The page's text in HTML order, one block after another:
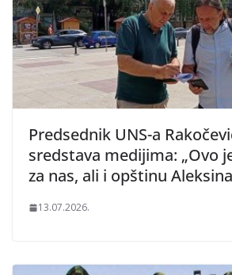
Predsednik UNS-a
sredstava medijima: „Ovo
za nas, ali i opštinu
13.07.2026.